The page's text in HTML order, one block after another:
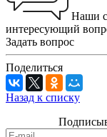
Наши
интересующий
Задать вопрос
Поделиться
Назад к списку